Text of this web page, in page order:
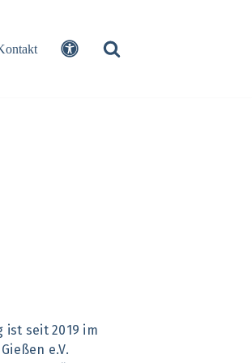
ist seit 2019 im
e.V.